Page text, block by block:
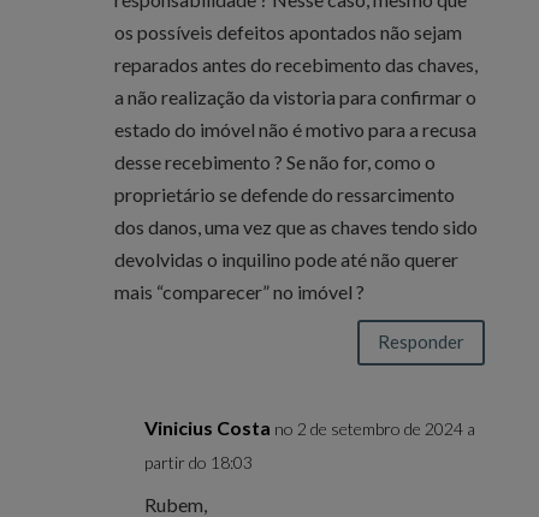
os possíveis defeitos apontados não sejam
reparados antes do recebimento das chaves,
a não realização da vistoria para confirmar o
estado do imóvel não é motivo para a recusa
desse recebimento ? Se não for, como o
proprietário se defende do ressarcimento
dos danos, uma vez que as chaves tendo sido
devolvidas o inquilino pode até não querer
mais “comparecer” no imóvel ?
Responder
Vinicius Costa no 2 de setembro de 2024 a
partir do 18:03
Rubem,